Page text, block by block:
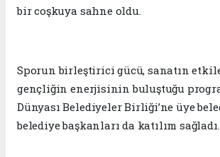
bir coşkuya sahne oldu.
Sporun birleştirici gücü, sanatın
gençliğin enerjisinin buluştuğu
Dünyası Belediyeler Birliği’ne üye
belediye başkanları da katılım sağladı.